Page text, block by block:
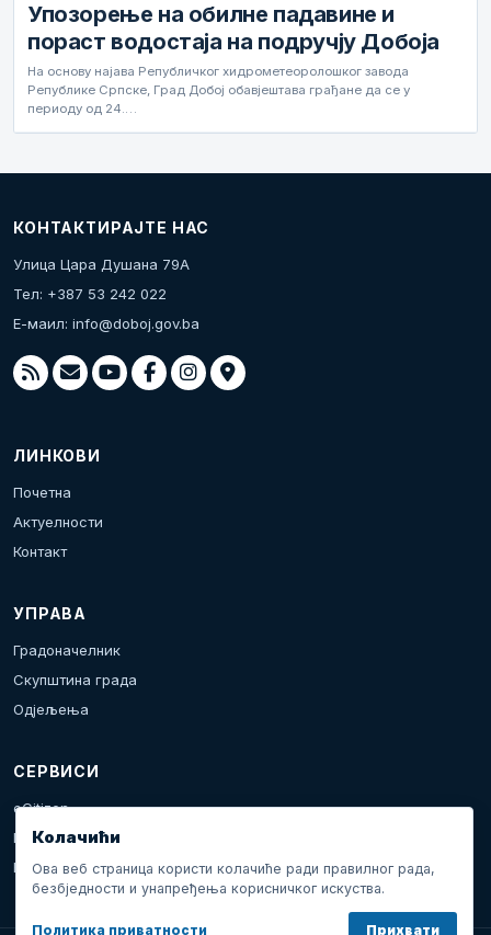
Упозорење на обилне падавине и
пораст водостаја на подручју Добоја
На основу најава Републичког хидрометеоролошког завода
Републике Српске, Град Добој обавјештава грађане да се у
периоду од 24.…
КОНТАКТИРАЈТЕ НАС
Улица Цара Душана 79А
Тел: +387 53 242 022
Е-маил: info@doboj.gov.ba
ЛИНКОВИ
Почетна
Актуелности
Контакт
УПРАВА
Градоначелник
Скупштина града
Одјељења
СЕРВИСИ
eCitizen
Пријава проблема
Календар дешавања
Колачићи
Ова веб страница користи колачиће ради правилног рада,
безбједности и унапређења корисничког искуства.
Политика приватности Прихвати